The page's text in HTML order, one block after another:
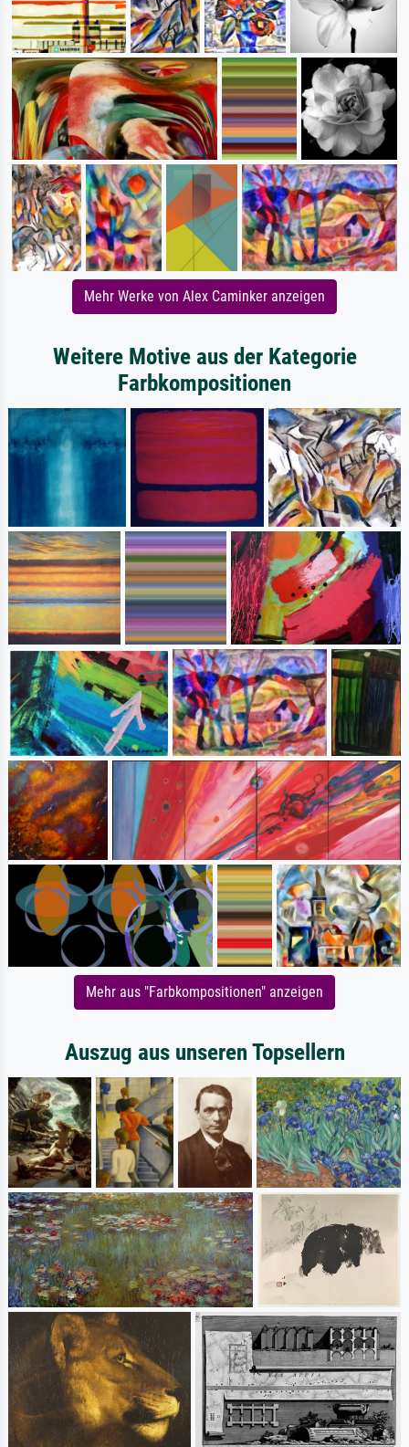
Mehr Werke von Alex Caminker anzeigen
Weitere Motive aus der Kategorie
Farbkompositionen
Mehr aus "Farbkompositionen" anzeigen
Auszug aus unseren Topsellern